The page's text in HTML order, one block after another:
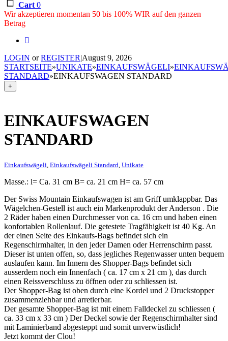
Cart 0
Wir akzeptieren momentan 50 bis 100% WIR auf den ganzen
Betrag
LOGIN orREGISTER|August 9, 2026
STARTSEITE»UNIKATE»EINKAUFSWÄGELI»
STANDARD»EINKAUFSWAGEN STANDARD
+
EINKAUFSWAGEN
STANDARD
Einkaufswägeli Einkaufswägeli Standard Unikate
Masse.: l= Ca. 31 cm B= ca. 21 cm H= ca. 57 cm
Der Swiss Mountain Einkaufswagen ist am Griff umklappbar. Das
Wägelchen-Gestell ist auch ein Markenprodukt der Anderson . Die
2 Räder haben einen Durchmesser von ca. 16 cm und haben einen
konfortablen Rollenlauf. Die getestete Tragfähigkeit ist 40 Kg. An
der einen Seite des Einkaufs-Bags befindet sich ein
Regenschirmhalter, in den jeder Damen oder Herrenschirm passt.
Dieser ist unten offen, so, dass jegliches Regenwasser unten bequem
auslaufen kann. Im Innern des Shopper-Bags befindet sich
ausserdem noch ein Innenfach ( ca. 17 cm x 21 cm ), das durch
einen Reissverschluss zu öffnen oder zu schliessen ist.
Der Shopper-Bag ist oben durch eine Kordel und 2 Druckstopper
zusammenziehbar und arretierbar.
Der gesamte Shopper-Bag ist mit einem Falldeckel zu schliessen (
ca. 33 cm x 33 cm ) Der Deckel sowie der Regenschirmhalter sind
mit Laminierband abgesteppt und somit unverwüstlich!
Jetzt kommt der Clou!